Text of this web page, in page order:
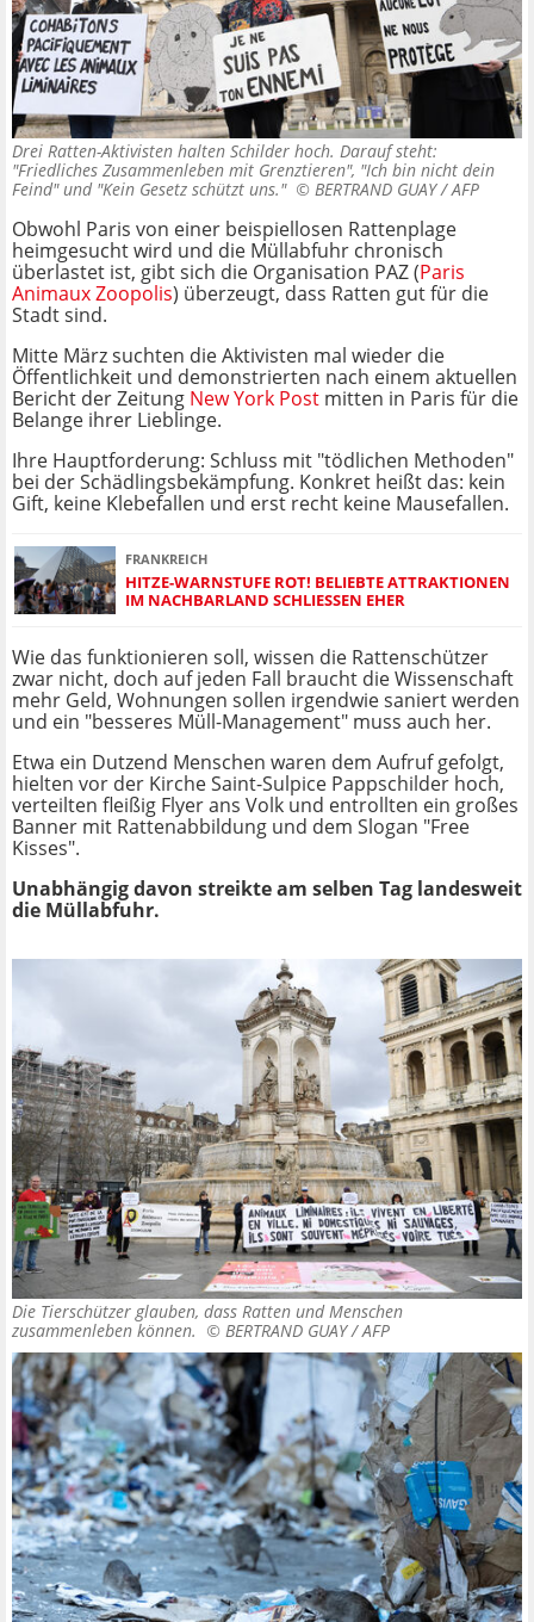
Drei Ratten-Aktivisten halten Schilder hoch. Darauf steht:
"Friedliches Zusammenleben mit Grenztieren", "Ich bin nicht dein
Feind" und "Kein Gesetz schützt uns." © BERTRAND GUAY / AFP
Obwohl Paris von einer beispiellosen Rattenplage
heimgesucht wird und die Müllabfuhr chronisch
überlastet ist, gibt sich die Organisation PAZ (Paris
Animaux Zoopolis) überzeugt, dass Ratten gut für die
Stadt sind.
Mitte März suchten die Aktivisten mal wieder die
Öffentlichkeit und demonstrierten nach einem aktuellen
Bericht der Zeitung New York Post mitten in Paris für die
Belange ihrer Lieblinge.
Ihre Hauptforderung: Schluss mit "tödlichen Methoden"
bei der Schädlingsbekämpfung. Konkret heißt das: kein
Gift, keine Klebefallen und erst recht keine Mausefallen.
FRANKREICH
HITZE-WARNSTUFE ROT! BELIEBTE ATTRAKTIONEN
IM NACHBARLAND SCHLIESSEN EHER
Wie das funktionieren soll, wissen die Rattenschützer
zwar nicht, doch auf jeden Fall braucht die Wissenschaft
mehr Geld, Wohnungen sollen irgendwie saniert werden
und ein "besseres Müll-Management" muss auch her.
Etwa ein Dutzend Menschen waren dem Aufruf gefolgt,
hielten vor der Kirche Saint-Sulpice Pappschilder hoch,
verteilten fleißig Flyer ans Volk und entrollten ein großes
Banner mit Rattenabbildung und dem Slogan "Free
Kisses".
Unabhängig davon streikte am selben Tag landesweit
die Müllabfuhr.
Die Tierschützer glauben, dass Ratten und Menschen
zusammenleben können. © BERTRAND GUAY / AFP